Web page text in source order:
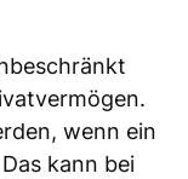
wenn ein
kann bei